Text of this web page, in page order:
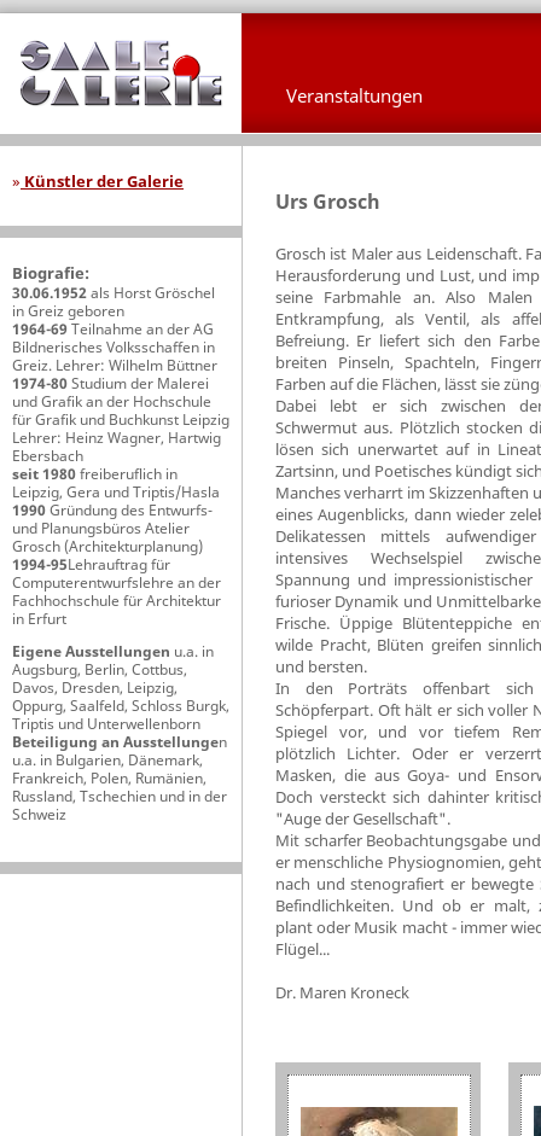
Veranstaltungen
» Künstler der Galerie
Biografie:
30.06.1952als Horst Gröschel
in Greiz geboren
1964-69Teilnahme an der AG
Bildnerisches Volksschaffen in
Greiz. Lehrer: Wilhelm Büttner
1974-80Studium der Malerei
und Grafik an der Hochschule
für Grafik und Buchkunst Leipzig
Lehrer: Heinz Wagner, Hartwig
Ebersbach
seit 1980freiberuflich in
Leipzig, Gera und Triptis/Hasla
1990Gründung des Entwurfs-
und Planungsbüros Atelier
Grosch (Architekturplanung)
1994-95Lehrauftrag für
Computerentwurfslehre an der
Fachhochschule für Architektur
in Erfurt
Eigene Ausstellungen u.a. in
Augsburg, Berlin, Cottbus,
Davos, Dresden, Leipzig,
Oppurg, Saalfeld, Schloss Burgk,
Triptis und Unterwellenborn
Beteiligung an Ausstellungen
u.a. in Bulgarien, Dänemark,
Frankreich, Polen, Rumänien,
Russland, Tschechien und in der
Schweiz
Urs Grosch
Grosch ist Maler aus Leidenschaft.
Herausforderung und Lust, und
seine Farbmahle an. Also
Entkrampfung, als Ventil, als
Befreiung. Er liefert sich den
breiten Pinseln, Spachteln,
Farben auf die Flächen, lässt sie
Dabei lebt er sich zwischen
Schwermut aus. Plötzlich stocken
lösen sich unerwartet auf in
Zartsinn, und Poetisches kündigt
Manches verharrt im Skizzenhaften
eines Augenblicks, dann wieder
Delikatessen mittels
intensives Wechselspiel
Spannung und
furioser Dynamik und
Frische. Üppige Blütenteppiche
wilde Pracht, Blüten greifen
und bersten.
In den Porträts offenbart sich
Schöpferpart. Oft hält er sich voller
Spiegel vor, und vor tiefem
plötzlich Lichter. Oder er
Masken, die aus Goya- und
Doch versteckt sich dahinter
"Auge der Gesellschaft".
Mit scharfer Beobachtungsgabe
er menschliche Physiognomien,
nach und stenografiert er bewegte
Befindlichkeiten. Und ob er malt,
plant oder Musik macht - immer
Flügel...
Dr. Maren Kroneck